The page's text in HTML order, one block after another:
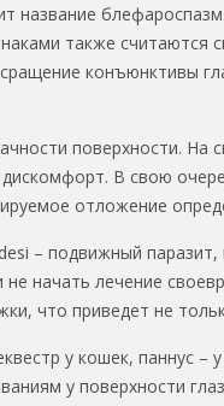
название
также
конъюнктивы
поверхности.
В свою
отложение
– подвижный
начать лечение
что приведет не
у кошек, паннус
у поверхности